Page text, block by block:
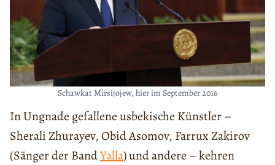
Schawkat Mirsijojew, hier im September 2016
In Ungnade gefallene usbekische Künstler –
Sherali Zhurayev, Obid Asomov, Farrux Zakirov
(Sänger der BandYalla) und andere – kehren